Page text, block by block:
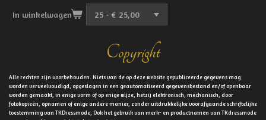
In winkelwagen
Copyright
Alle rechten zijn voorbehouden. Niets van de op deze website gepubliceerde gegevens mag
worden verveelvoudigd, opgeslagen in een geautomatiseerd gegevensbestand en/of openbaar
worden gemaakt, in enige vorm of op enige wijze, hetzij elektronisch, mechanisch, door
fotokopieën, opnamen of enige andere manier, zonder uitdrukkelijke voorafgaande schriftelijke
toestemming van TKDressmode, Ook het gebruik van merk- en productnamen van TKdressmode